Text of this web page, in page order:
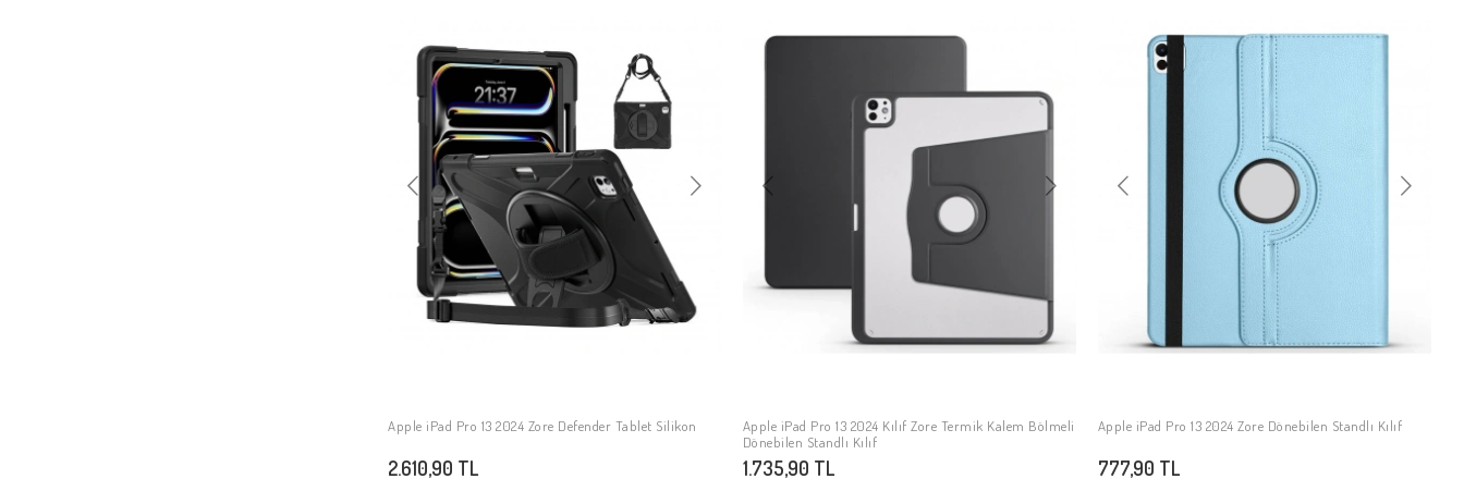
SEPETE EKLE
Apple iPad Pro 13 2024 Zore Defender Tablet Silikon
2.610,90 TL
SEPETE EKLE
Apple iPad Pro 13 2024 Kılıf Zore Termik Kalem Bölmeli
Dönebilen Standlı Kılıf
1.735,90 TL
SEPETE EKLE
Apple iPad Pro 13 2024 Zore Dönebilen Standlı Kılıf
777,90 TL